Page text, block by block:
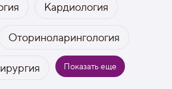
Кардиология
Оториноларингология
Показать еще